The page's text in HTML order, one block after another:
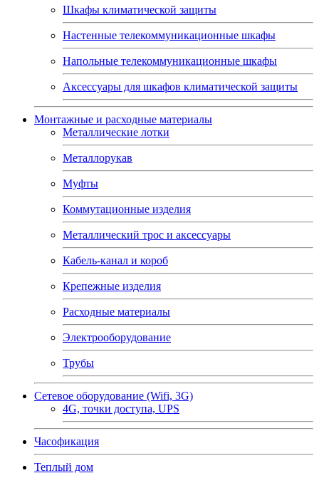
Шкафы климатической защиты
Настенные телекоммуникационные шкафы
Напольные телекоммуникационные шкафы
Аксессуары для шкафов климатической защиты
Монтажные и расходные материалы
Металлические лотки
Металлорукав
Муфты
Коммутационные изделия
Металлический трос и аксессуары
Кабель-канал и короб
Крепежные изделия
Расходные материалы
Электрооборудование
Трубы
Сетевое оборудование (Wifi, 3G)
4G, точки доступа, UPS
Часофикация
Теплый дом